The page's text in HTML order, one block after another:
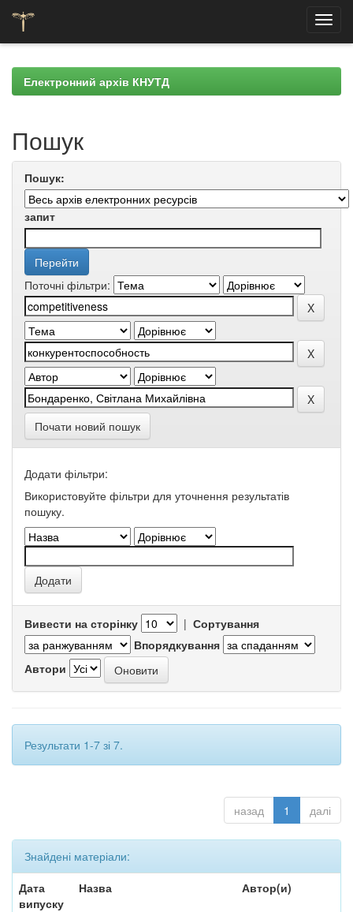
navigationЕлектронний архів КНУТД
Пошук
Пошук:
запит
Поточні фільтри:
Почати новий пошук
Додати фільтри:
Використовуйте фільтри для уточнення результатів
пошуку.
Вивести на сторінку | Сортування
Впорядкування
Автори
Результати 1-7 зі 7.
назад 1 далі
Знайдені матеріали:
Дата
випуску
Назва Автор(и)